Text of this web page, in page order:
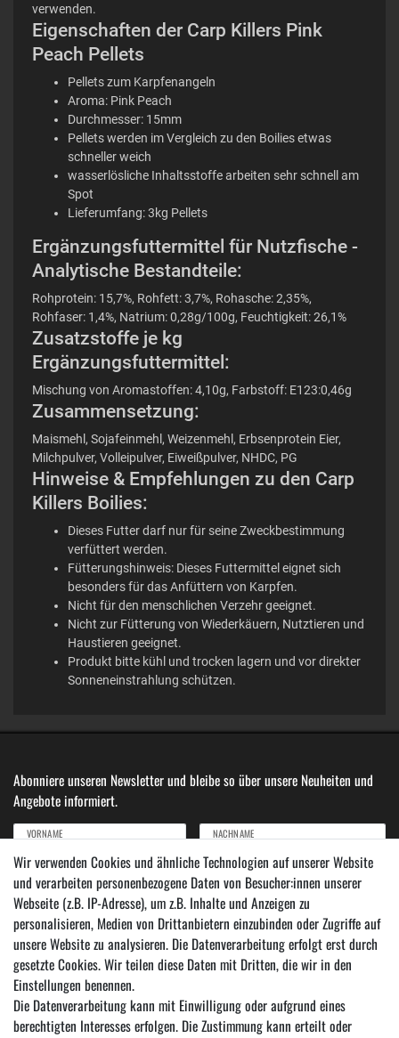
verwenden.
Eigenschaften der Carp Killers Pink
Peach Pellets
Pellets zum Karpfenangeln
Aroma: Pink Peach
Durchmesser: 15mm
Pellets werden im Vergleich zu den Boilies etwas
schneller weich
wasserlösliche Inhaltsstoffe arbeiten sehr schnell am
Spot
Lieferumfang: 3kg Pellets
Ergänzungsfuttermittel für Nutzfische -
Analytische Bestandteile:
Rohprotein: 15,7%, Rohfett: 3,7%, Rohasche: 2,35%,
Rohfaser: 1,4%, Natrium: 0,28g/100g, Feuchtigkeit: 26,1%
Zusatzstoffe je kg
Ergänzungsfuttermittel:
Mischung von Aromastoffen: 4,10g, Farbstoff: E123:0,46g
Zusammensetzung:
Maismehl, Sojafeinmehl, Weizenmehl, Erbsenprotein Eier,
Milchpulver, Volleipulver, Eiweißpulver, NHDC, PG
Hinweise & Empfehlungen zu den Carp
Killers Boilies:
Dieses Futter darf nur für seine Zweckbestimmung
verfüttert werden.
Fütterungshinweis: Dieses Futtermittel eignet sich
besonders für das Anfüttern von Karpfen.
Nicht für den menschlichen Verzehr geeignet.
Nicht zur Fütterung von Wiederkäuern, Nutztieren und
Haustieren geeignet.
Produkt bitte kühl und trocken lagern und vor direkter
Sonneneinstrahlung schützen.
Abonniere unseren Newsletter und bleibe so über unsere Neuheiten und
Angebote informiert.
VORNAME NACHNAME
E-MAIL ***
Newsletter
Honig
Hiermit bestätige ich, dass ich dieDaten­schutz­erklärunggelesen habe. Meine Einwilligung
kann ich jederzeit widerrufen.***
*** Hierbei handelt es sich um ein Pflichtfeld.
Wir verwenden Cookies und ähnliche Technologien auf unserer Website
und verarbeiten personenbezogene Daten von Besucher:innen unserer
Webseite (z.B. IP-Adresse), um z.B. Inhalte und Anzeigen zu
personalisieren, Medien von Drittanbietern einzubinden oder Zugriffe auf
unsere Website zu analysieren. Die Datenverarbeitung erfolgt erst durch
gesetzte Cookies. Wir teilen diese Daten mit Dritten, die wir in den
Einstellungen benennen.
Die Datenverarbeitung kann mit Einwilligung oder aufgrund eines
berechtigten Interesses erfolgen. Die Zustimmung kann erteilt oder